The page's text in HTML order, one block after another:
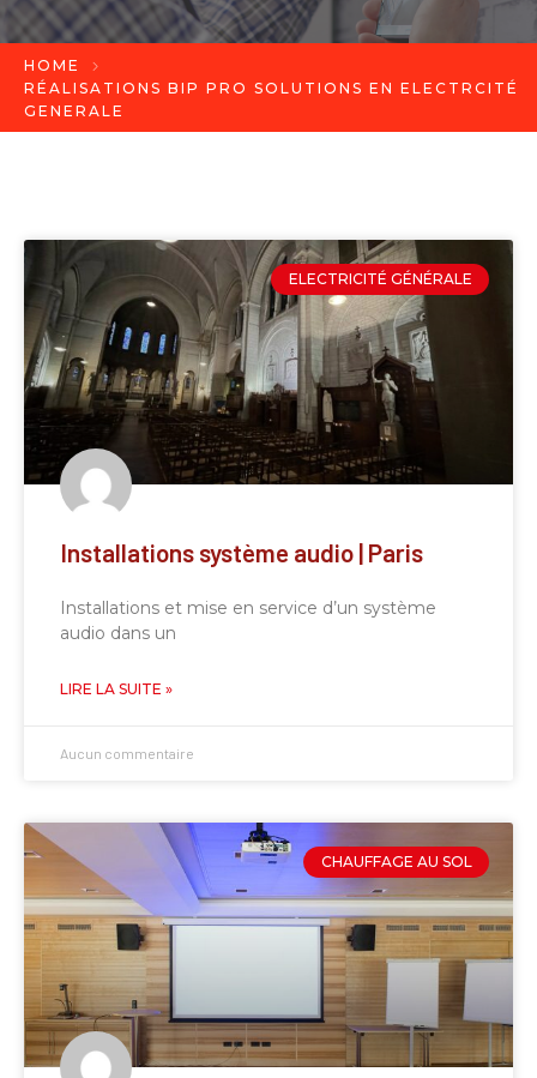
HOME
RÉALISATIONS BIP PRO SOLUTIONS EN ELECTRCITÉ
GENERALE
ELECTRICITÉ GÉNÉRALE
Installations système audio | Paris
Installations et mise en service d’un système
audio dans un
LIRE LA SUITE »
Aucun commentaire
CHAUFFAGE AU SOL